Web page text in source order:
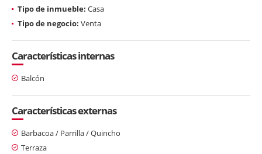
Tipo de inmueble: Casa
Tipo de negocio: Venta
Características internas
Balcón
Características externas
Barbacoa / Parrilla / Quincho
Terraza